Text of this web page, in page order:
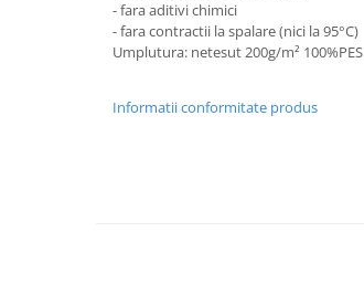
- fara aditivi chimici
- fara contractii la spalare (nici la 95°C)
Umplutura: netesut 200g/m² 100%PES
Informatii conformitate produs